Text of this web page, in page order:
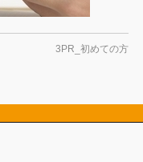
3PR_初めての方